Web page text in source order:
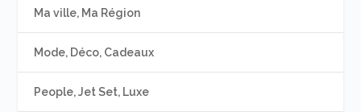
Ma ville, Ma Région
Mode, Déco, Cadeaux
People, Jet Set, Luxe